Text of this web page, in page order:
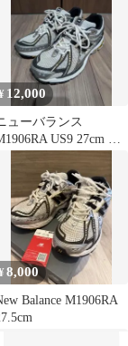
12,000
ューバランス
US9 27cm 美
8,000
Balance M1906RA